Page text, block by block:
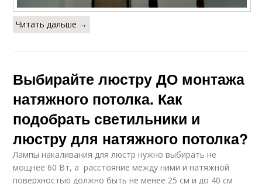
Читать дальше →
Выбирайте люстру ДО монтажа
натяжного потолка. Как
подобрать светильники и
люстру для натяжного потолка?
Лампы накаливания для люстр нужно выбирать не
мощнее 60 Вт, а расстояние между ними и натяжной
поверхностью должно быть не менее 25 см и до 40 см